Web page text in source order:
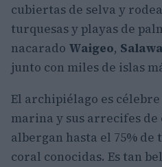
cubiertas de selva y
turquesas y playas de
nacarado Waigeo,
junto con miles de islas
El archipiélago es
marina y sus arrecifes
albergan hasta el 75% de
coral conocidas. Es tan